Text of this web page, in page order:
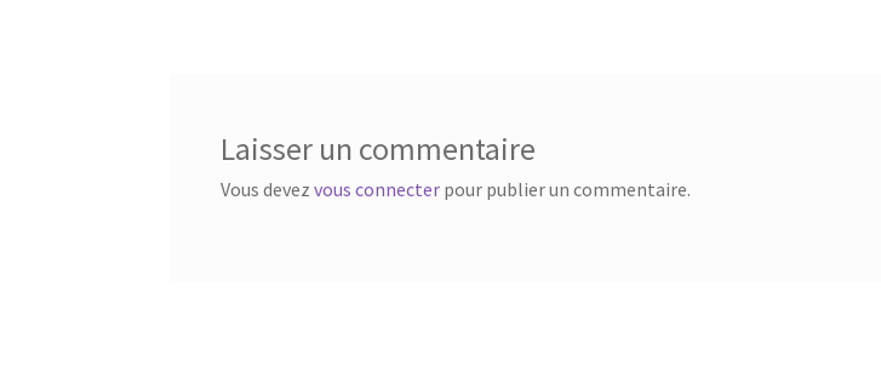
Laisser un commentaire
Vous devez vous connecterpour publier un commentaire.